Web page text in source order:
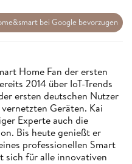
bei Google bevorzugen
Home Fan der ersten
2014 über IoT-Trends
ersten deutschen Nutzer
Geräten. Kai
Experte auch die
Bis heute genießt er
professionellen Smart
sich für alle innovativen